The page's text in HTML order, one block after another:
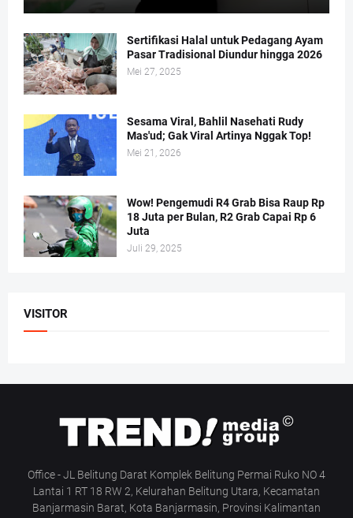
Sertifikasi Halal untuk Pedagang Ayam
Pasar Tradisional Diundur hingga 2026
Mei 27, 2025
Sesama Viral, Bahlil Nasehati Rudy
Mas'ud; Gak Viral Artinya Nggak Top!
Mei 21, 2026
Wow! Pengemudi R4 Grab Bisa Raup Rp
18 Juta per Bulan, R2 Grab Capai Rp 6
Juta
Juli 29, 2025
VISITOR
Office - JL Belitung Darat Komplek Belitung Permai Ruko NO 4
Lantai 1 RT 18 RW 2, Kelurahan Belitung Utara, Kecamatan
Banjarmasin Barat, Kota Banjarmasin, Provinsi Kalimantan